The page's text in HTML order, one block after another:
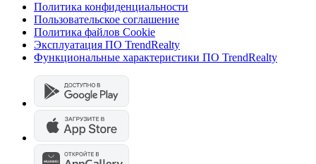
Политика конфиденциальности
Пользовательское соглашение
Политика файлов Cookie
Эксплуатация ПО TrendRealty
Функциональные характеристики ПО TrendRealty